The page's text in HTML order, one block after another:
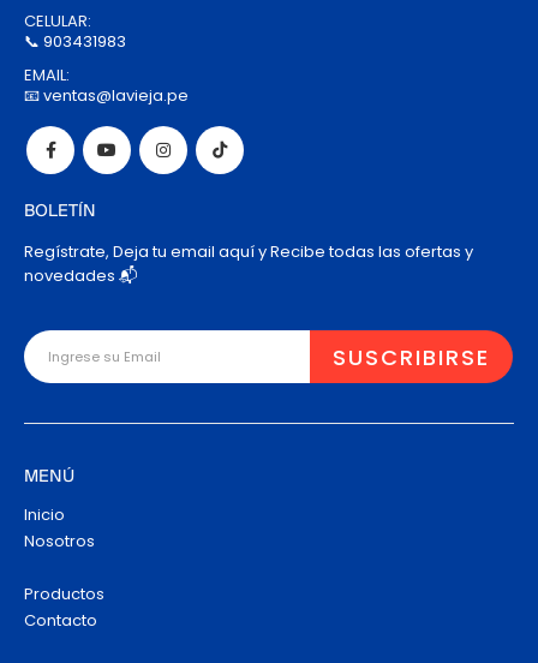
CELULAR:
📞 903431983
EMAIL:
📧 ventas@lavieja.pe
BOLETÍN
Regístrate, Deja tu email aquí y Recibe todas las ofertas y
novedades 📬
MENÚ
Inicio
Nosotros
Productos
Contacto